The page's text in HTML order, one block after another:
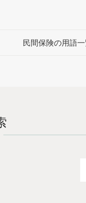
民間保険の用語